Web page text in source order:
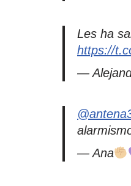
Les ha
https://
—
— Ana